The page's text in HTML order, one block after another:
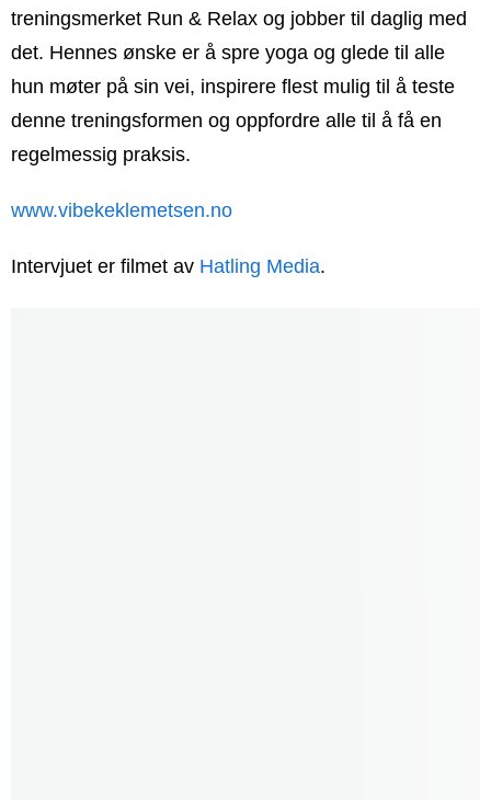
treningsmerket Run & Relax og jobber til daglig med
det. Hennes ønske er å spre yoga og glede til alle
hun møter på sin vei, inspirere flest mulig til å teste
denne treningsformen og oppfordre alle til å få en
regelmessig praksis.
www.vibekeklemetsen.no
Intervjuet er filmet av Hatling Media.